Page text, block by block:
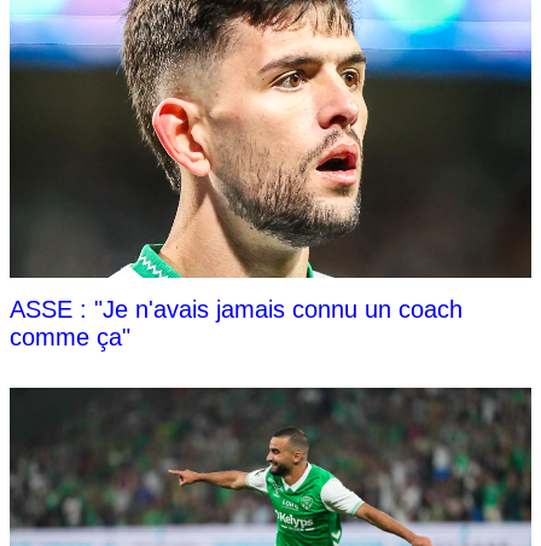
ASSE : "Je n'avais jamais connu un coach
comme ça"